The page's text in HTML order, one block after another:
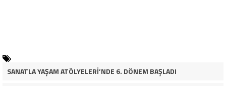
SANATLA YAŞAM ATÖLYELERİ’NDE 6. DÖNEM BAŞLADI